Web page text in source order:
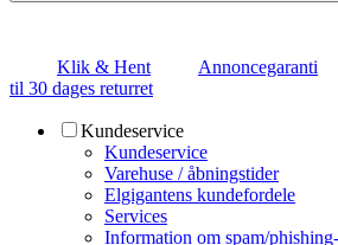
Klik & Hent Annoncegaranti
til 30 dages returret
Kundeservice
Kundeservice
Varehuse / åbningstider
Elgigantens kundefordele
Services
Information om spam/